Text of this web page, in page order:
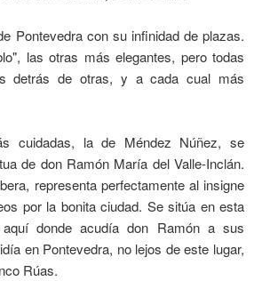
Pontevedra con su infinidad de plazas.
las otras más elegantes, pero todas
detrás de otras, y a cada cual más
cuidadas, la de Méndez Núñez, se
de don Ramón María del Valle-Inclán.
representa perfectamente al insigne
por la bonita ciudad. Se sitúa en esta
donde acudía don Ramón a sus
en Pontevedra, no lejos de este lugar,
Rúas.